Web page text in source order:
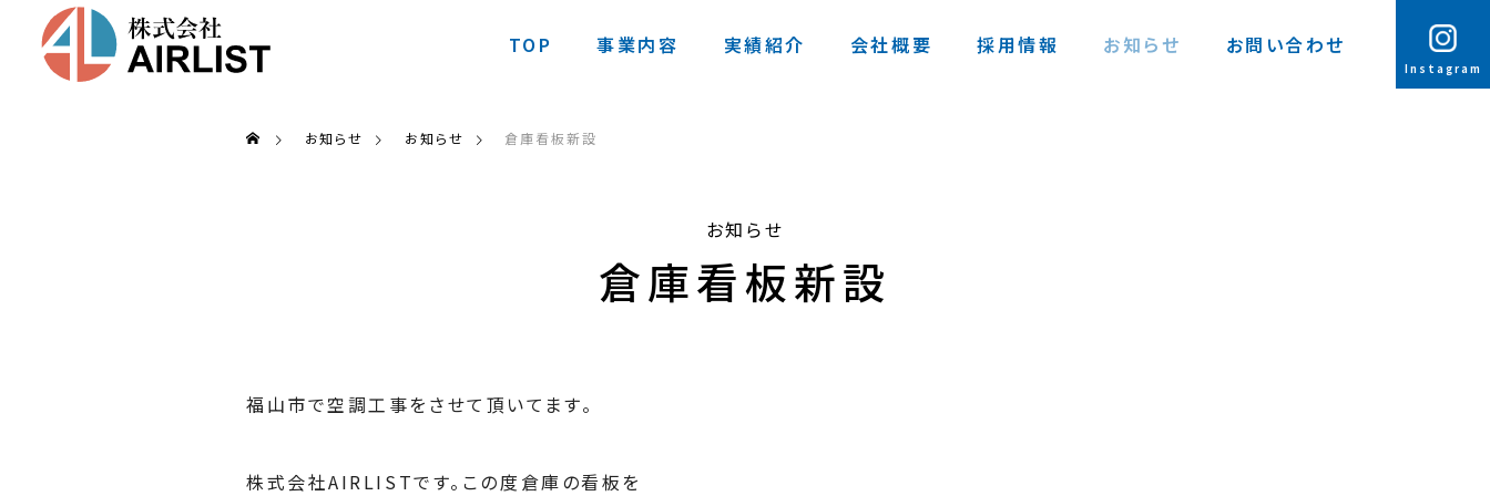
TOP 事業内容 実績紹介 会社概要 採用情報 お知らせ お問い合わせ
お知らせ お知らせ 倉庫看板新設
お知らせ
倉庫看板新設
福山市で空調工事をさせて頂いてます。
株式会社AIRLISTです。この度倉庫の看板を